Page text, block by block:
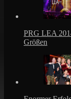
PRG LEA
Größen